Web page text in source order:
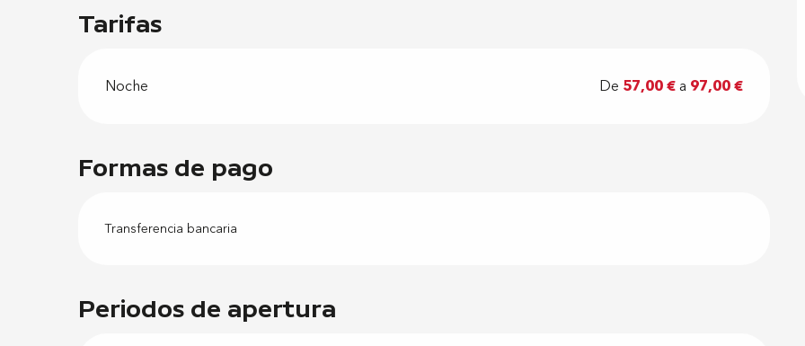
Tarifas
Noche De 57,00 €a 97,00 €
Formas de pago
Transferencia bancaria
Periodos de apertura